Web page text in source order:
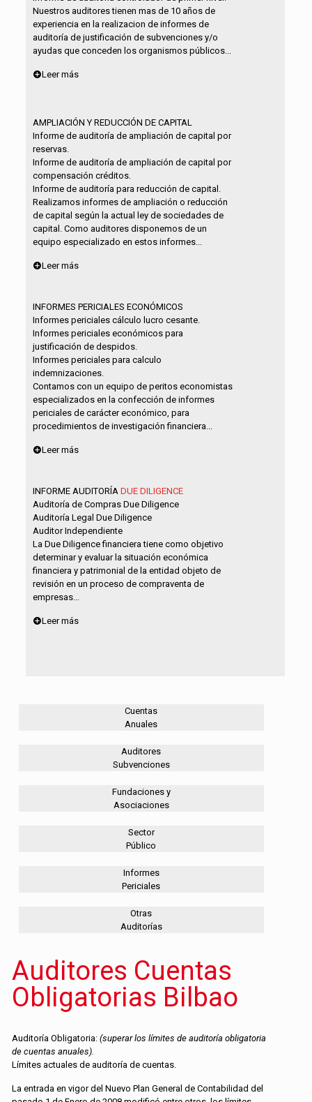
Nuestros auditores tienen mas de 10 años de
experiencia en la realizacion de informes de
auditoría de justificación de subvenciones y/o
ayudas que conceden los organismos públicos...
Leer más
AMPLIACIÓN Y REDUCCIÓN DE CAPITAL
Informe de auditoría de ampliación de capital por
reservas.
Informe de auditoría de ampliación de capital por
compensación créditos.
Informe de auditoría para reducción de capital.
Realizamos informes de ampliación o reducción
de capital según la actual ley de sociedades de
capital. Como auditores disponemos de un
equipo especializado en estos informes...
Leer más
INFORMES PERICIALES ECONÓMICOS
Informes periciales cálculo lucro cesante.
Informes periciales económicos para
justificación de despidos.
Informes periciales para calculo
indemnizaciones.
Contamos con un equipo de peritos economistas
especializados en la confección de informes
periciales de carácter económico, para
procedimientos de investigación financiera...
Leer más
INFORME AUDITORÍA DUE DILIGENCE
Auditoría de Compras Due Diligence
Auditoría Legal Due Diligence
Auditor Independiente
La Due Diligence financiera tiene como objetivo
determinar y evaluar la situación económica
financiera y patrimonial de la entidad objeto de
revisión en un proceso de compraventa de
empresas...
Leer más
Cuentas
Anuales
Auditores
Subvenciones
Fundaciones y
Asociaciones
Sector
Público
Informes
Periciales
Otras
Auditorías
Auditores Cuentas
Obligatorias Bilbao
Auditoría Obligatoria: (superar los límites de auditoría obligatoria
de cuentas anuales).
Límites actuales de auditoría de cuentas.
La entrada en vigor del Nuevo Plan General de Contabilidad del